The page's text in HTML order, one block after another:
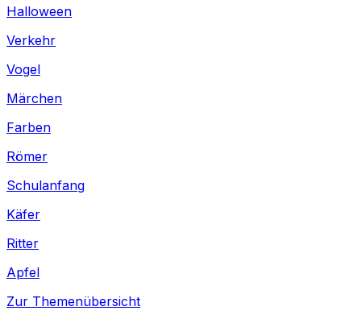
Halloween
Verkehr
Vogel
Märchen
Farben
Römer
Schulanfang
Käfer
Ritter
Apfel
Zur Themenübersicht